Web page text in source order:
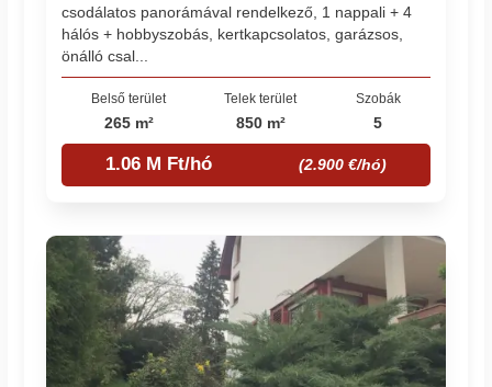
csodálatos panorámával rendelkező, 1 nappali + 4
hálós + hobbyszobás, kertkapcsolatos, garázsos,
önálló csal...
Belső terület
265 m²
Telek terület
850 m²
Szobák
5
1.06 M Ft/hó (2.900 €/hó)